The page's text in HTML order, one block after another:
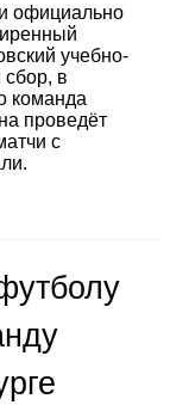
официально
учебно-
в
команда
проведёт
с